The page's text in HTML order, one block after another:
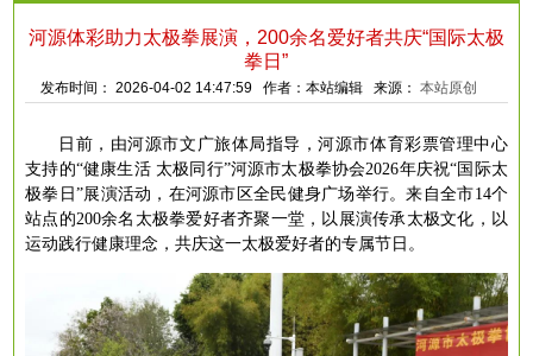
河源体彩助力太极拳展演，200余名爱好者共庆“国际太极
拳日”
发布时间： 2026-04-02 14:47:59 作者：本站编辑 来源：本站原创
日前，由河源市文广旅体局指导，河源市体育彩票管理中心
支持的“健康生活 太极同行”河源市太极拳协会2026年庆祝“国际太
极拳日”展演活动，在河源市区全民健身广场举行。来自全市14个
站点的200余名太极拳爱好者齐聚一堂，以展演传承太极文化，以
运动践行健康理念，共庆这一太极爱好者的专属节日。